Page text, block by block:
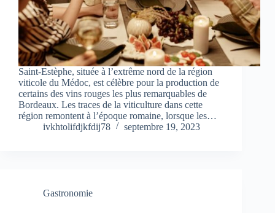
Saint-Estèphe, située à l’extrême nord de la région
viticole du Médoc, est célèbre pour la production de
certains des vins rouges les plus remarquables de
Bordeaux. Les traces de la viticulture dans cette
région remontent à l’époque romaine, lorsque les…
ivkhtolifdjkfdij78
septembre 19, 2023
Gastronomie